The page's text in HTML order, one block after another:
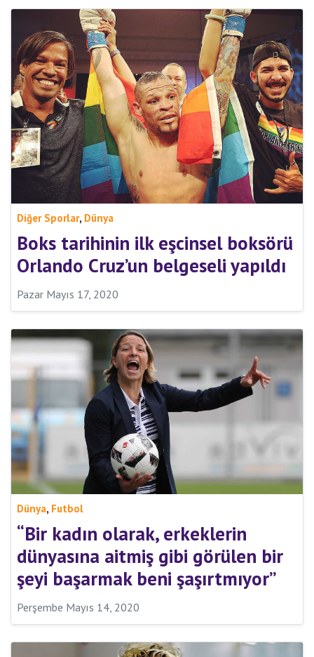
Diğer Sporlar, Dünya
Boks tarihinin ilk eşcinsel boksörü
Orlando Cruz’un belgeseli yapıldı
Pazar Mayıs 17, 2020
Dünya, Futbol
“Bir kadın olarak, erkeklerin
dünyasına aitmiş gibi görülen bir
şeyi başarmak beni şaşırtmıyor”
Perşembe Mayıs 14, 2020